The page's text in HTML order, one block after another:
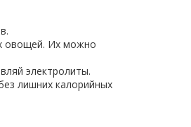
овощей. Их можно
электролиты.
лишних калорийных